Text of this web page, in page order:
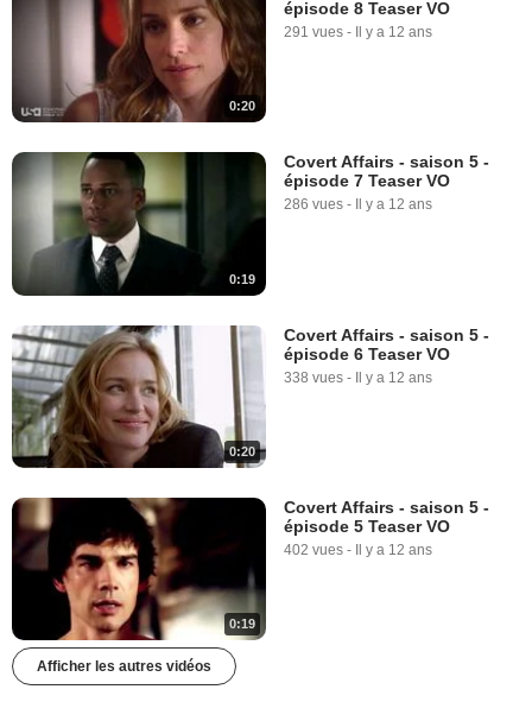
0:20
épisode 8 Teaser VO
291 vues - Il y a 12 ans
0:19
Covert Affairs - saison 5 -
épisode 7 Teaser VO
286 vues - Il y a 12 ans
0:20
Covert Affairs - saison 5 -
épisode 6 Teaser VO
338 vues - Il y a 12 ans
0:19
Covert Affairs - saison 5 -
épisode 5 Teaser VO
402 vues - Il y a 12 ans
Afficher les autres vidéos